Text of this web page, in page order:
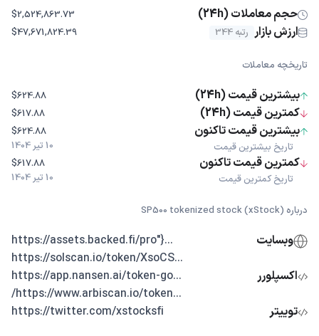
حجم معاملات (24h) $2,524,863.73
ارزش بازار رتبه 344 $47,671,824.39
تاریخچه معاملات
بیشترین قیمت (24h) $624.88
کمترین قیمت (24h) $617.88
بیشترین قیمت تاکنون
تاریخ بیشترین قیمت
$624.88
10 تیر 1404
کمترین قیمت تاکنون
تاریخ کمترین قیمت
$617.88
10 تیر 1404
درباره SP500 tokenized stock (xStock)
وبسایت ...{"https://assets.backed.fi/pro
اکسپلورر
...https://solscan.io/token/XsoCS
...https://app.nansen.ai/token-go
...https://www.arbiscan.io/token/
توییتر
https://twitter.com/xstocksfi